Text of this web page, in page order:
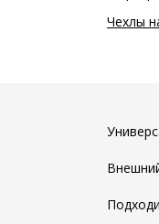
Чехлы